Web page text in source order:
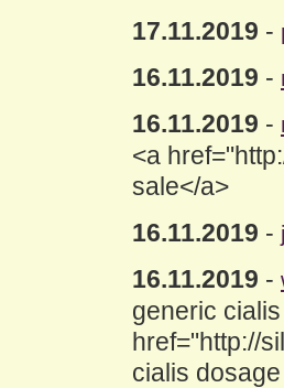
17.11.2019 -
16.11.2019 -
16.11.2019 -
<a
sale</a>
16.11.2019 -
16.11.2019 -
generic
href="http://
cialis dosage